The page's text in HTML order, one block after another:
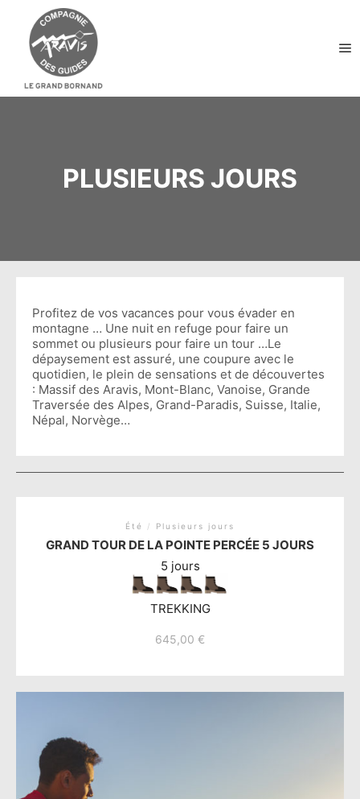
PLUSIEURS JOURS
Profitez de vos vacances pour vous évader en
montagne … Une nuit en refuge pour faire un
sommet ou plusieurs pour faire un tour …Le
dépaysement est assuré, une coupure avec le
quotidien, le plein de sensations et de découvertes
: Massif des Aravis, Mont-Blanc, Vanoise, Grande
Traversée des Alpes, Grand-Paradis, Suisse, Italie,
Népal, Norvège…
Été / Plusieurs jours
GRAND TOUR DE LA POINTE PERCÉE 5 JOURS
5 jours
TREKKING
645,00 €